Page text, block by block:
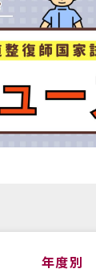
年度別